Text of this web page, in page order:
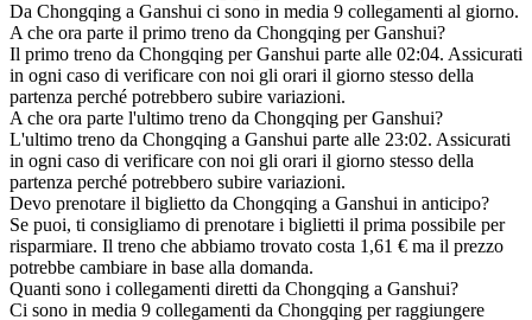
Da Chongqing a Ganshui ci sono in media 9 collegamenti al giorno.
A che ora parte il primo treno da Chongqing per Ganshui?
Il primo treno da Chongqing per Ganshui parte alle 02:04. Assicurati
in ogni caso di verificare con noi gli orari il giorno stesso della
partenza perché potrebbero subire variazioni.
A che ora parte l'ultimo treno da Chongqing per Ganshui?
L'ultimo treno da Chongqing a Ganshui parte alle 23:02. Assicurati
in ogni caso di verificare con noi gli orari il giorno stesso della
partenza perché potrebbero subire variazioni.
Devo prenotare il biglietto da Chongqing a Ganshui in anticipo?
Se puoi, ti consigliamo di prenotare i biglietti il prima possibile per
risparmiare. Il treno che abbiamo trovato costa 1,61 € ma il prezzo
potrebbe cambiare in base alla domanda.
Quanti sono i collegamenti diretti da Chongqing a Ganshui?
Ci sono in media 9 collegamenti da Chongqing per raggiungere